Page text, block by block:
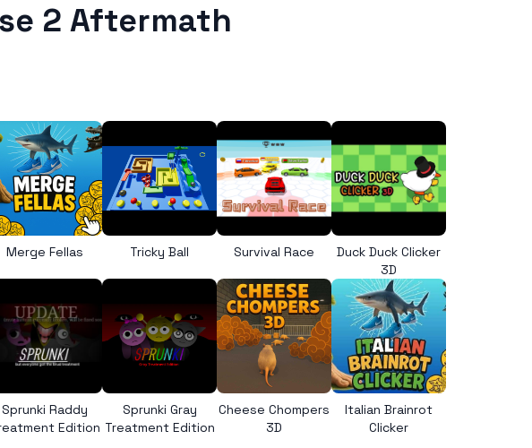
2 Aftermath
Merge Fellas Tricky Ball Survival Race
Duck Duck Clicker
3D
Sprunki Raddy
Edition
Sprunki Gray
Treatment Edition
Cheese Chompers
3D
Italian Brainrot
Clicker